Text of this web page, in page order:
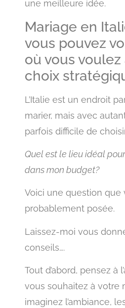
une meilleure idée.
Mariage en
vous pouvez
où vous
choix
L’Italie est un endroit
marier, mais avec
parfois difficile de
Quel est le lieu idéal
dans mon budget?
Voici une question que
probablement posée.
Laissez-moi vous
conseils….
Tout d’abord, pensez à
vous souhaitez à votre
imaginez l’ambiance,